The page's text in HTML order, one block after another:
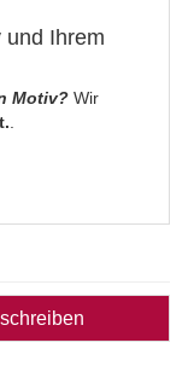
und Ihrem
Motiv? Wir